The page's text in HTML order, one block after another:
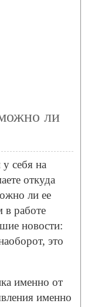
ли
у себя на
откуда
ли ее
в работе
новости:
это
именно от
именно